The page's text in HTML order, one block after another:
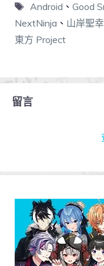
Android 、 Good
NextNinja 、 山岸聖幸
東方 Project
留言